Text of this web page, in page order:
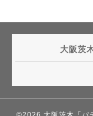
大阪茨